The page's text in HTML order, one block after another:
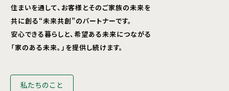
住まいを通して、お客様とそのご家族の未来を
共に創る“未来共創”のパートナーです。
安心できる暮らしと、希望ある未来につながる
「家のある未来。」を提供し続けます。
私たちのこと